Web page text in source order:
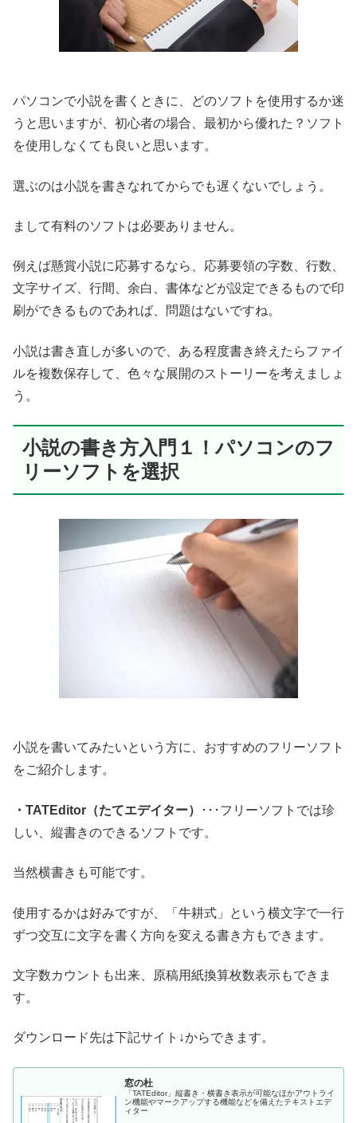
パソコンで小説を書くときに、どのソフトを使用するか迷
うと思いますが、初心者の場合、最初から優れた？ソフト
を使用しなくても良いと思います。
選ぶのは小説を書きなれてからでも遅くないでしょう。
まして有料のソフトは必要ありません。
例えば懸賞小説に応募するなら、応募要領の字数、行数、
文字サイズ、行間、余白、書体などが設定できるもので印
刷ができるものであれば、問題はないですね。
小説は書き直しが多いので、ある程度書き終えたらファイ
ルを複数保存して、色々な展開のストーリーを考えましょ
う。
小説の書き方入門１！パソコンのフ
リーソフトを選択
小説を書いてみたいという方に、おすすめのフリーソフト
をご紹介します。
・TATEditor（たてエデイター）
･･･フリーソフトでは珍
しい、縦書きのできるソフトです。
当然横書きも可能です。
使用するかは好みですが、「牛耕式」という横文字で一行
ずつ交互に文字を書く方向を変える書き方もできます。
文字数カウントも出来、原稿用紙換算枚数表示もできま
す。
ダウンロード先は下記サイト↓からできます。
窓の杜
「TATEditor」縦書き・横書き表示が可能なほかアウトライ
ン機能やマークアップする機能などを備えたテキストエデ
ィター